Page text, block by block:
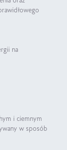
na
i ciemnym
w sposób